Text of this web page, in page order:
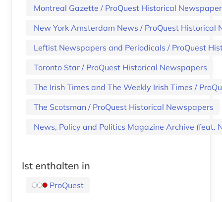
Montreal Gazette / ProQuest Historical
New York Amsterdam News / ProQuest Historical
Leftist Newspapers and Periodicals / ProQuest
Toronto Star / ProQuest Historical Newspapers
The Irish Times and The Weekly Irish Times /
The Scotsman / ProQuest Historical Newspapers
News, Policy and Politics Magazine Archive (feat.
Ist enthalten in
ProQuest